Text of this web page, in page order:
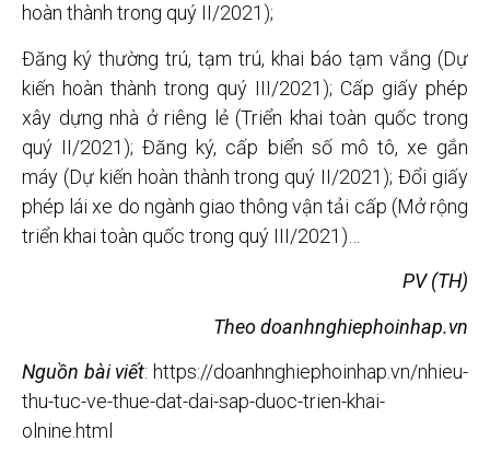
hoàn thành trong quý II/2021);
Đăng ký thường trú, tạm trú, khai báo tạm vắng (Dự
kiến hoàn thành trong quý III/2021); Cấp giấy phép
xây dựng nhà ở riêng lẻ (Triển khai toàn quốc trong
quý II/2021); Đăng ký, cấp biển số mô tô, xe gắn
máy (Dự kiến hoàn thành trong quý II/2021); Đổi giấy
phép lái xe do ngành giao thông vận tải cấp (Mở rộng
triển khai toàn quốc trong quý III/2021)…
PV (TH)
Theo doanhnghiephoinhap.vn
Nguồn bài viết: https://doanhnghiephoinhap.vn/nhieu-
thu-tuc-ve-thue-dat-dai-sap-duoc-trien-khai-
olnine.html